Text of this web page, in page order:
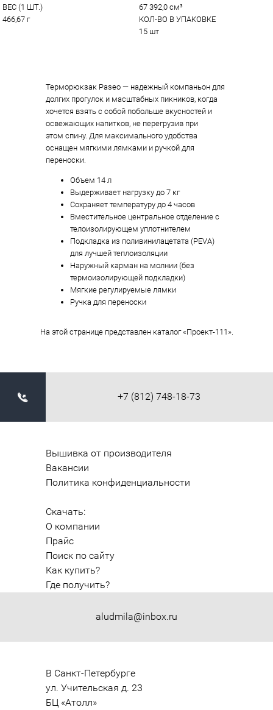
ВЕС (1 ШТ.)
466,67 г
67 392,0 см³
КОЛ-ВО В УПАКОВКЕ
15 шт
Терморюкзак Paseo — надежный компаньон для
долгих прогулок и масштабных пикников, когда
хочется взять с собой побольше вкусностей и
освежающих напитков, не перегрузив при
этом спину. Для максимального удобства
оснащен мягкими лямками и ручкой для
переноски.
Объем 14 л
Выдерживает нагрузку до 7 кг
Сохраняет температуру до 4 часов
Вместительное центральное отделение с
телоизолирующем уплотнителем
Подкладка из поливинилацетата (PEVA)
для лучшей теплоизоляции
Наружный карман на молнии (без
термоизолирующей подкладки)
Мягкие регулируемые лямки
Ручка для переноски
На этой странице представлен каталог «Проект-111».
+7 (812) 748-18-73
aludmila@inbox.ru
Вышивка от производителя
Вакансии
Политика конфиденциальности
Скачать:
О компании
Прайс
Поиск по сайту
Как купить?
Где получить?
В Санкт-Петербурге
ул. Учительская д. 23
БЦ «Атолл»